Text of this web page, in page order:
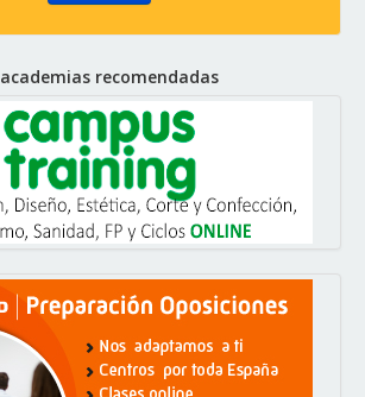
academias recomendadas